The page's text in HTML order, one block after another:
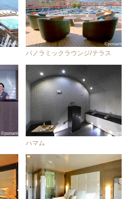
©ponant ©ponant
パノラミックラウンジ/テラス
©ponant ©ponant
ハマム